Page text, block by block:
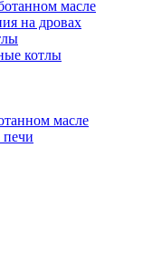
масле
на дровах
котлы
масле